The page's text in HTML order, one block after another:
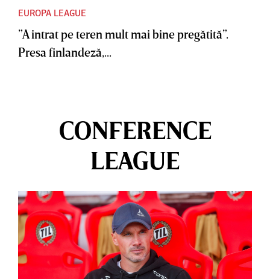
EUROPA LEAGUE
”A intrat pe teren mult mai bine pregătită”.
Presa finlandeză,...
CONFERENCE
LEAGUE